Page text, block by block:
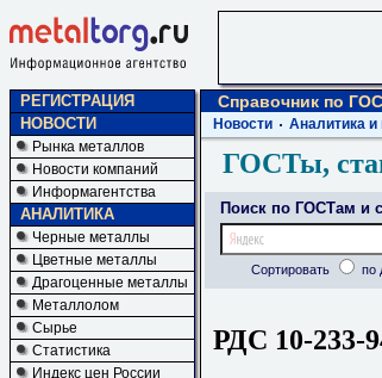
РЕГИСТРАЦИЯ
НОВОСТИ
Рынка металлов
Новости компаний
Информагентства
АНАЛИТИКА
Черные металлы
Цветные металлы
Драгоценные металлы
Металлолом
Сырье
Статистика
Индекс цен России
Справочник по
Новости Аналитика
ГОСТы,
Поиск по ГОСТам и
Сортировать по
РДС 10-233-